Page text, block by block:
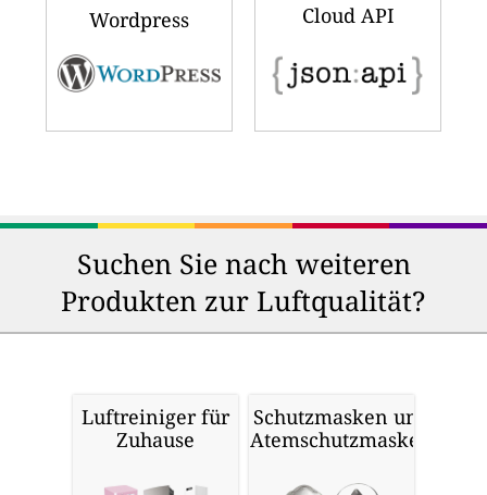
Wordpress Cloud API
Suchen Sie nach weiteren
Produkten zur Luftqualität?
Luftreiniger für
Zuhause
Schutzmasken und
Atemschutzmasken